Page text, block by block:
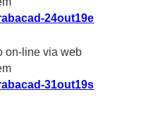
24out19e
on-line via web
31out19s